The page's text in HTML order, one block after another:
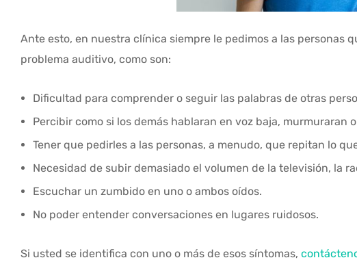
Ante esto, en nuestra clínica siempre le pedimos a las personas
problema auditivo, como son:
Dificultad para comprender o seguir las palabras de otras
Percibir como si los demás hablaran en voz baja, murmuraran
Tener que pedirles a las personas, a menudo, que repitan lo
Necesidad de subir demasiado el volumen de la televisión, la
Escuchar un zumbido en uno o ambos oídos.
No poder entender conversaciones en lugares ruidosos.
Si usted se identifica con uno o más de esos síntomas,